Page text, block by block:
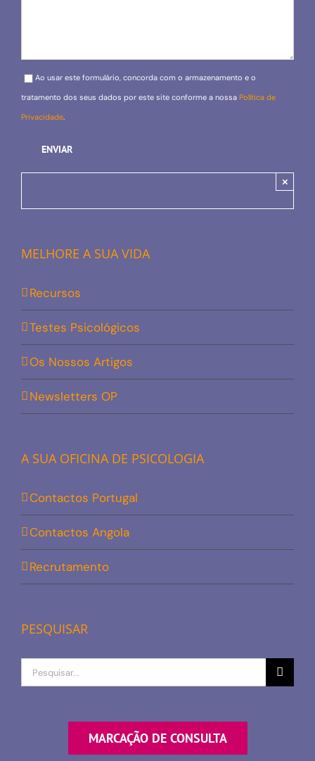
Please leave this field empty.
Ao usar este formulário, concorda com o armazenamento e o
tratamento dos seus dados por este site conforme a nossa Política de
Privacidade.
×
MELHORE A SUA VIDA
Recursos
Testes Psicológicos
Os Nossos Artigos
Newsletters OP
A SUA OFICINA DE PSICOLOGIA
Contactos Portugal
Contactos Angola
Recrutamento
PESQUISAR
Procurar
por
MARCAÇÃO DE CONSULTA